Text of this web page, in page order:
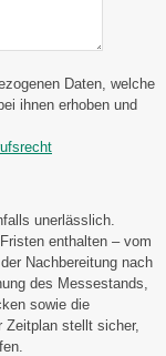
Daten, welche
ihnen erhoben und
unerlässlich.
enthalten – vom
Nachbereitung nach
des Messestands,
sowie die
stellt sicher,